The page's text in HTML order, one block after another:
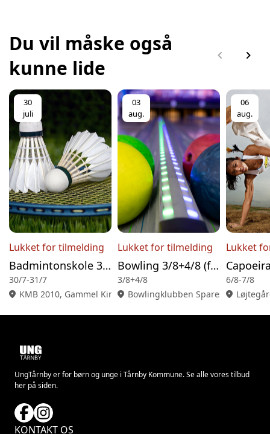
Du vil måske også
kunne lide
chevron_left chevron_right
30
juli
Lukket for tilmelding
Badmintonskole 30/7-31/7 (0.-2.kl. )
30/7-31/7
location_on KMB 2010, Gammel Kirkevej 92, 2770 Kastrup
03
aug.
Lukket for tilmelding
Bowling 3/8+4/8 (fra 0. kl. )- AFLYST!
3/8+4/8
location_on Bowlingklubben Spares & Strikes,
06
aug.
Lukket
6/8-7/8
location_on
UngTårnby er for børn og unge i Tårnby Kommune. Se alle vores tilbud
her på siden.
KONTAKT OS